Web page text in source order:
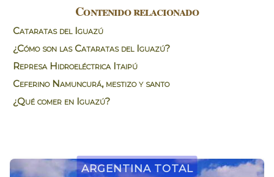
Contenido relacionado
Cataratas del Iguazú
¿Cómo son las Cataratas del Iguazú?
Represa Hidroeléctrica Itaipú
Ceferino Namuncurá, mestizo y santo
¿Qué comer en Iguazú?
Argentina Total